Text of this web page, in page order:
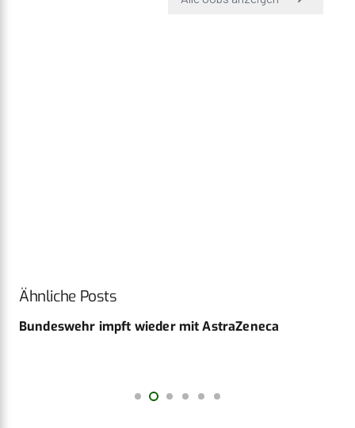
Ähnliche Posts
Bundeswehr impft wieder mit AstraZeneca